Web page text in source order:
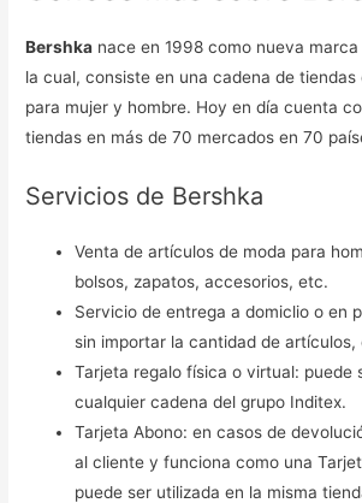
Bershka nace en 1998 como nueva
la cual, consiste en una cadena de tiendas
para mujer y hombre. Hoy en día cuenta
tiendas en más de 70 mercados en 70
Servicios de Bershka
Venta de artículos de moda para
bolsos, zapatos, accesorios, etc.
Servicio de entrega a domiclio o en
sin importar la cantidad de artículos,
Tarjeta regalo física o virtual: puede
cualquier cadena del grupo Inditex.
Tarjeta Abono: en casos de
al cliente y funciona como una
puede ser utilizada en la misma